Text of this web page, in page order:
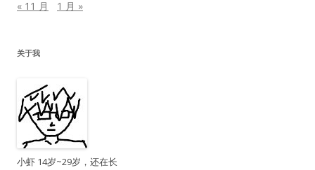
« 11 月 1 月 »
关于我
小虾 14岁~29岁，还在长